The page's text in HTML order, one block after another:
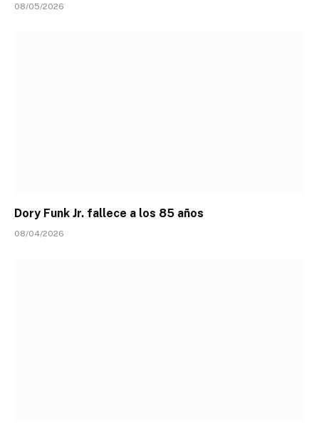
08/05/2026
Dory Funk Jr. fallece a los 85 años
08/04/2026